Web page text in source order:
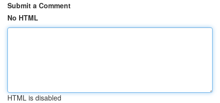
Submit a Comment
No HTML
HTML is disabled